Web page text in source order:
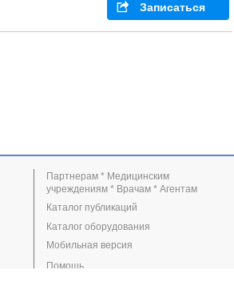
Записаться
Партнерам * Медицинским
учреждениям * Врачам * Агентам
Каталог публикаций
Каталог оборудования
Мобильная версия
Помощь